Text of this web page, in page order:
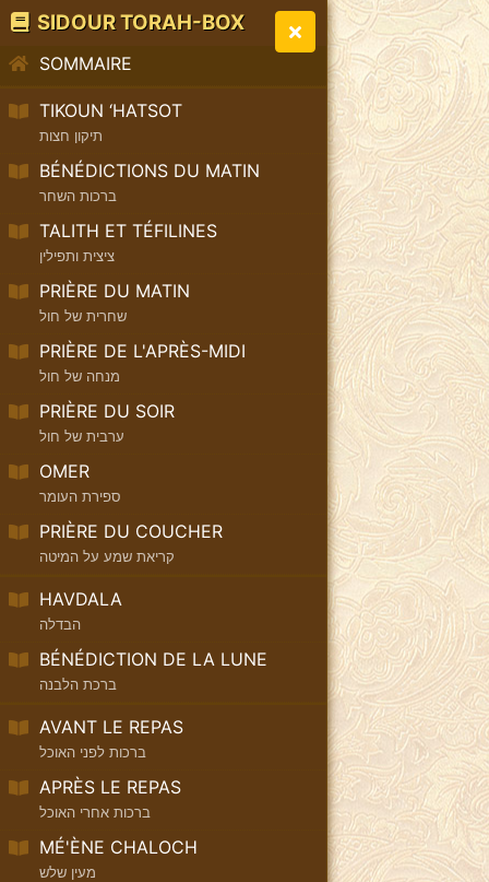
SIDOUR TORAH-BOX
SOMMAIRE
TIKOUN ‘HATSOT
תיקון חצות
BÉNÉDICTIONS DU MATIN
ברכות השחר
TALITH ET TÉFILINES
ציצית ותפילין
PRIÈRE DU MATIN
שחרית של חול
PRIÈRE DE L'APRÈS-MIDI
מנחה של חול
PRIÈRE DU SOIR
ערבית של חול
OMER
ספירת העומר
PRIÈRE DU COUCHER
קריאת שמע על המיטה
HAVDALA
הבדלה
BÉNÉDICTION DE LA LUNE
ברכת הלבנה
AVANT LE REPAS
ברכות לפני האוכל
APRÈS LE REPAS
ברכות אחרי האוכל
MÉ'ÈNE CHALOCH
מעין שלש